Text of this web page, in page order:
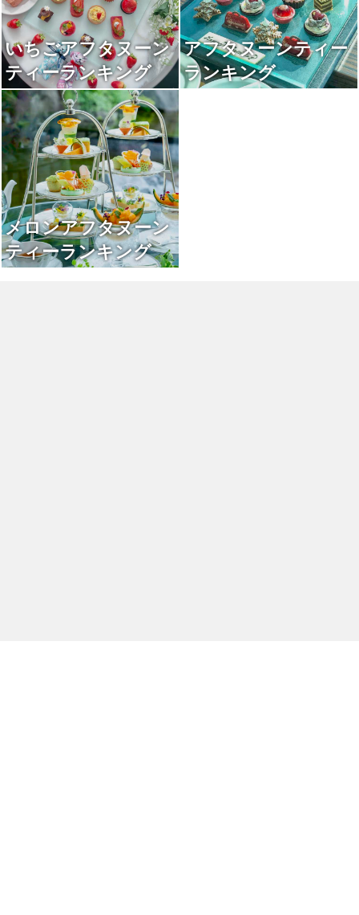
いちごアフタヌーン
ティーランキング
アフタヌーンティー
ランキング
メロンアフタヌーン
ティーランキング